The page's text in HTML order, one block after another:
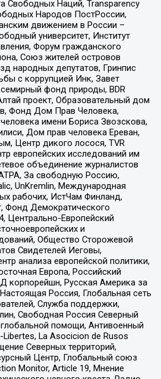
Свободных Наций, Transparеncy
Народов ПостРоссии,
движением в России –
университет, Институт
Форум гражданского
Союз жителей островов
народных депутатов, Гринпис
с коррупцией Инк, Завет
фонд природы, BDR
проект, Образовательный дом
Фонд Дом Прав Человека,
имени Бориса Звозскова,
Дом прав человека Ереван,
Центр дикого лосося, TVR
европейских исследований им
объединение журналистов
За свободную Россию,
UnKremlin, Международная
рабочих, ИстЧам Финланд,
Фонд Демократического
Центрально-Европейский
и
Общество Сторожевой
Свидетелей Иеговы,
анализа европейской политики,
Европа, Российский
корпорейшн, Русская Америка за
Россия, Глобальная сеть
Служба поддержки,
Свободная Россия Северный
помощи, Антивоенный
La Asocicion de Rusos
Северных территорий,
Центр, Глобальный союз
Monitor, Article 19, Мнение